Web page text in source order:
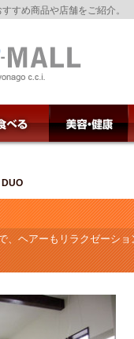
すめ商品や店舗をご紹介。
、ヘアーもリラクゼーシ